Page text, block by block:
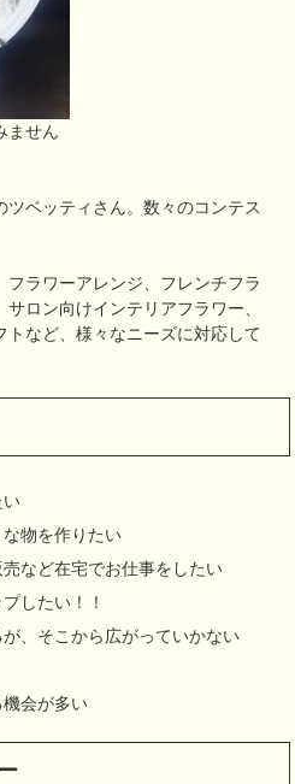
ません
ツベッティさん。数々のコンテス
ラワーアレンジ、フレンチフラ
ロン向けインテリアフラワー、
など、様々なニーズに対応して
い
物を作りたい
など在宅でお仕事をしたい
したい！！
、そこから広がっていかない
会が多い